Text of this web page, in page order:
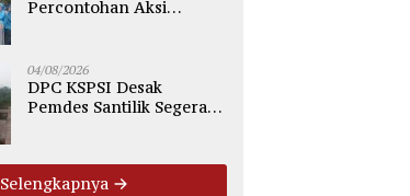
Percontohan Aksi
Stunting
04/08/2026
DPC KSPSI Desak
Pemdes Santilik Segera
Industrial
Selengkapnya